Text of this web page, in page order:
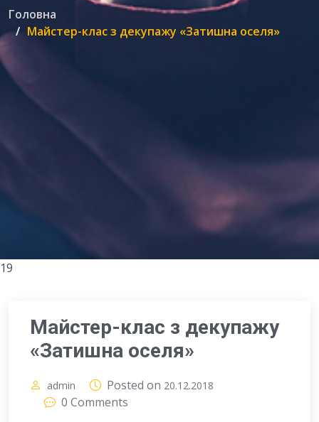
Головна
Майстер-клас з декупажу «Затишна оселя»
19
Майстер-клас з декупажу
«Затишна оселя»
admin Posted on 20.12.2018
0 Comments